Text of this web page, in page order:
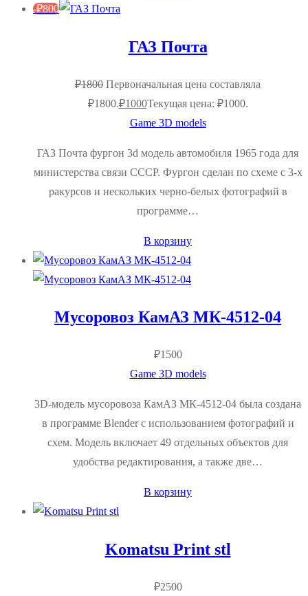
-₽800
ГАЗ Почта
₽1800 Первоначальная цена составляла
₽1800.₽1000Текущая цена: ₽1000.
Game 3D models
ГАЗ Почта фургон 3d модель автомобиля 1965 года для
министерства связи СССР. Фургон сделан по схеме с 3-х
ракурсов и нескольких черно-белых фотографий в
программе…
В корзину
Мусоровоз КамАЗ МК-4512-04
₽1500
Game 3D models
3D-модель мусоровоза КамАЗ МК-4512-04 была создана
в программе Blender с использованием фотографий и
схем. Модель включает 49 отдельных объектов для
удобства редактирования, а также две…
В корзину
Komatsu Print stl
₽2500